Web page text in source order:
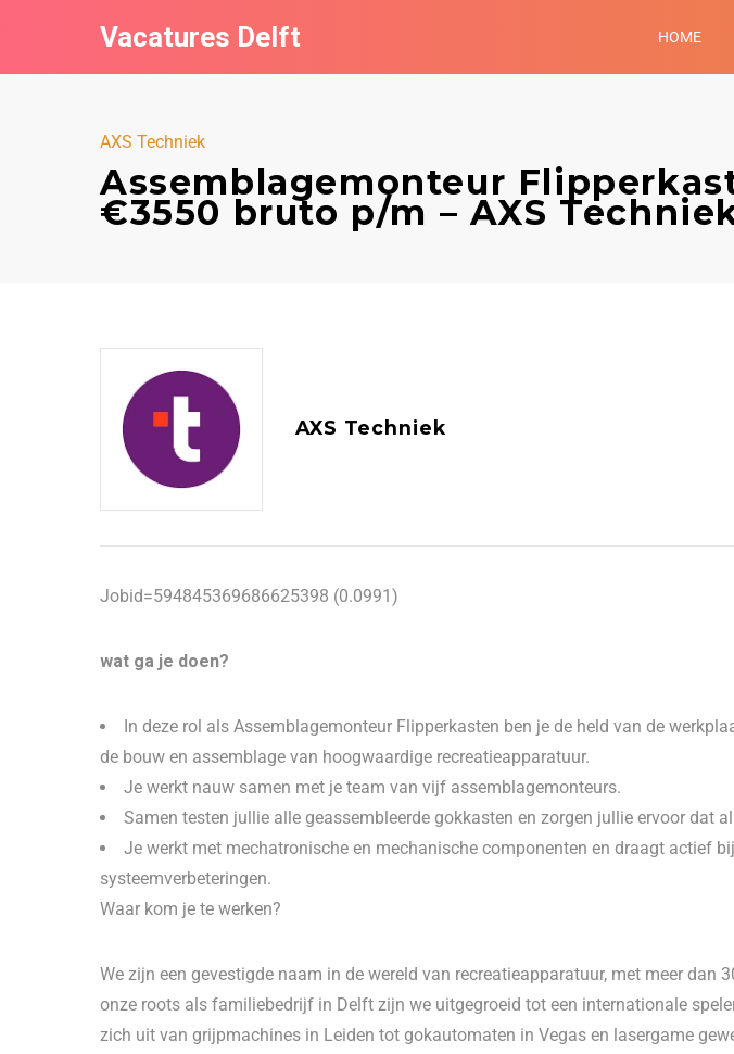
Vacatures Delft HOME
AXS Techniek
Assemblagemonteur
€3550 bruto p/m – AXS
AXS Techniek
Jobid=594845369686625398 (0.0991)
wat ga je doen?
In deze rol als Assemblagemonteur Flipperkasten ben je de held van de
de bouw en assemblage van hoogwaardige recreatieapparatuur.
Je werkt nauw samen met je team van vijf assemblagemonteurs.
Samen testen jullie alle geassembleerde gokkasten en zorgen jullie ervoor dat
Je werkt met mechatronische en mechanische componenten en draagt actief
systeemverbeteringen.
Waar kom je te werken?
We zijn een gevestigde naam in de wereld van recreatieapparatuur, met meer dan
onze roots als familiebedrijf in Delft zijn we uitgegroeid tot een internationale
zich uit van grijpmachines in Leiden tot gokautomaten in Vegas en lasergame